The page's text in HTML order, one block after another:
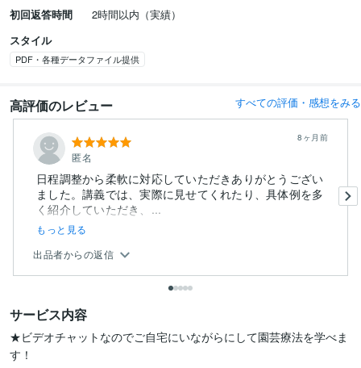
初回返答時間
2時間以内（実績）
スタイル
PDF・各種データファイル提供
高評価のレビュー すべての評価・感想をみる
匿名
8ヶ月前
日程調整から柔軟に対応していただきありがとうござい
ました。講義では、実際に見せてくれたり、具体例を多
く紹介していただき、...
もっと見る
出品者からの返信
サービス内容
★ビデオチャットなのでご自宅にいながらにして園芸療法を学べま
す！